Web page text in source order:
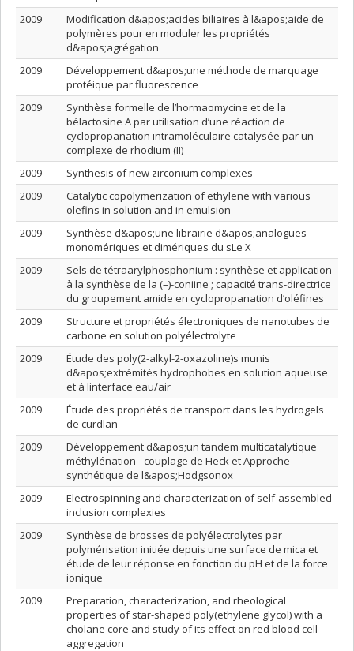
2009
Modification d&apos;acides biliaires à l&apos;aide de
polymères pour en moduler les propriétés
d&apos;agrégation
2009
Développement d&apos;une méthode de marquage
protéique par fluorescence
2009
Synthèse formelle de l’hormaomycine et de la
bélactosine A par utilisation d’une réaction de
cyclopropanation intramoléculaire catalysée par un
complexe de rhodium (II)
2009
Synthesis of new zirconium complexes
2009
Catalytic copolymerization of ethylene with various
olefins in solution and in emulsion
2009
Synthèse d&apos;une librairie d&apos;analogues
monomériques et dimériques du sLe X
2009
Sels de tétraarylphosphonium : synthèse et application
à la synthèse de la (–)-coniine ; capacité trans-directrice
du groupement amide en cyclopropanation d’oléfines
2009
Structure et propriétés électroniques de nanotubes de
carbone en solution polyélectrolyte
2009
Étude des poly(2-alkyl-2-oxazoline)s munis
d&apos;extrémités hydrophobes en solution aqueuse
et à linterface eau/air
2009
Étude des propriétés de transport dans les hydrogels
de curdlan
2009
Développement d&apos;un tandem multicatalytique
méthylénation - couplage de Heck et Approche
synthétique de l&apos;Hodgsonox
2009
Electrospinning and characterization of self-assembled
inclusion complexies
2009
Synthèse de brosses de polyélectrolytes par
polymérisation initiée depuis une surface de mica et
étude de leur réponse en fonction du pH et de la force
ionique
2009
Preparation, characterization, and rheological
properties of star-shaped poly(ethylene glycol) with a
cholane core and study of its effect on red blood cell
aggregation